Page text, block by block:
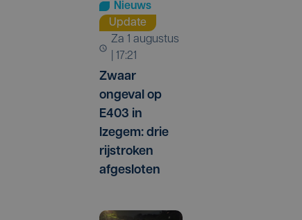
Nieuws
Update
za 1 augustus
| 17:21
Zwaar
ongeval op
E403 in
Izegem: drie
rijstroken
afgesloten